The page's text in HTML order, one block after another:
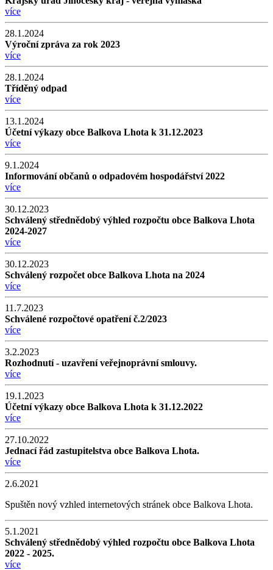
více
28.1.2024
Výroční zpráva za rok 2023
více
28.1.2024
Tříděný odpad
více
13.1.2024
Účetní výkazy obce Balkova Lhota k 31.12.2023
více
9.1.2024
Informování občanů o odpadovém hospodářství 2022
více
30.12.2023
Schválený střednědobý výhled rozpočtu obce Balkova Lhota
2024-2027
více
30.12.2023
Schválený rozpočet obce Balkova Lhota na 2024
více
11.7.2023
Schválené rozpočtové opatření č.2/2023
více
3.2.2023
Rozhodnutí - uzavření veřejnoprávní smlouvy.
více
19.1.2023
Účetní výkazy obce Balkova Lhota k 31.12.2022
více
27.10.2022
Jednací řád zastupitelstva obce Balkova Lhota.
více
2.6.2021
Spuštěn nový vzhled internetových stránek obce Balkova Lhota.
5.1.2021
Schválený střednědobý výhled rozpočtu obce Balkova Lhota
2022 - 2025.
více